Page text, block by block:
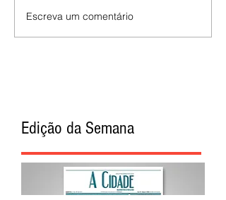
Escreva um comentário
Edição da Semana